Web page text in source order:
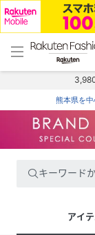
menu home
トップ
熊本県を
キーワード
アイ